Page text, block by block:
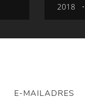
2018
E-MAILADRES